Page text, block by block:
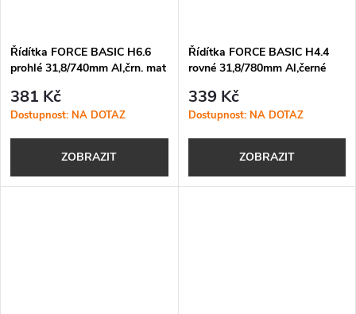
Řídítka FORCE BASIC H6.6
prohlé 31,8/740mm Al,črn. mat
381 Kč
Dostupnost: NA DOTAZ
ZOBRAZIT
Řídítka FORCE BASIC H4.4
rovné 31,8/780mm Al,černé
339 Kč
Dostupnost: NA DOTAZ
ZOBRAZIT